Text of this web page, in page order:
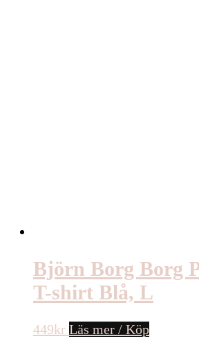
Björn Borg Borg
T-shirt Blå, L
449kr Läs mer / Köp